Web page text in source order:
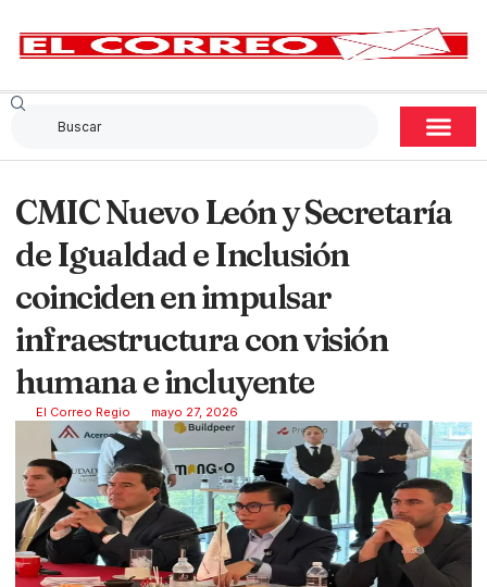
CMIC Nuevo León y Secretaría
de Igualdad e Inclusión
coinciden en impulsar
infraestructura con visión
humana e incluyente
El Correo Regio mayo 27, 2026